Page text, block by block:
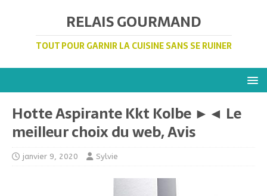
RELAIS GOURMAND
TOUT POUR GARNIR LA CUISINE SANS SE RUINER
Hotte Aspirante Kkt Kolbe ►◄ Le
meilleur choix du web, Avis
janvier 9, 2020 Sylvie